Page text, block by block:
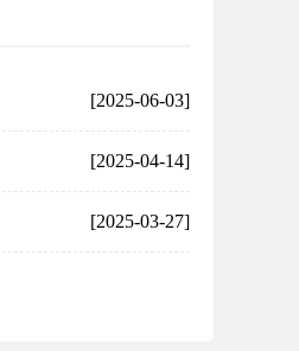
[2025-06-03]
[2025-04-14]
[2025-03-27]